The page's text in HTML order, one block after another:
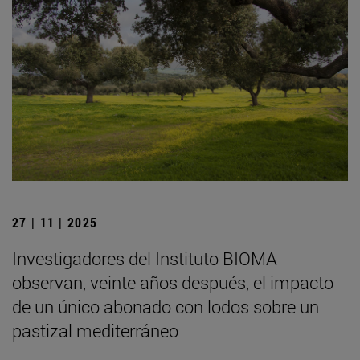
27 | 11 | 2025
Investigadores del Instituto BIOMA
observan, veinte años después, el impacto
de un único abonado con lodos sobre un
pastizal mediterráneo